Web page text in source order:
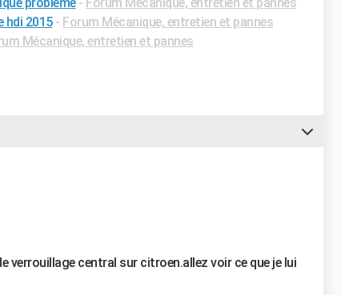
hdi 2015 - Forum Mécanique, entretien et pannes
Mécanique, entretien et pannes
verrouillage central sur citroen.allez voir ce que je lui